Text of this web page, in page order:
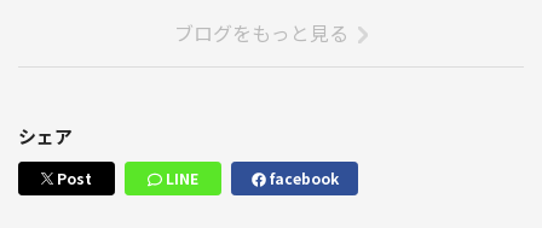
ブログをもっと見る
シェア
Post LINE facebook